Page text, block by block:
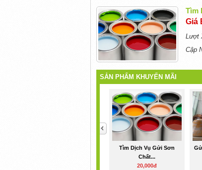
Tìm
Giá
Lượt
Cập
SẢN PHẨM KHUYẾN MÃI
Tìm Dịch Vụ Gửi Sơn
Chất...
20,000đ